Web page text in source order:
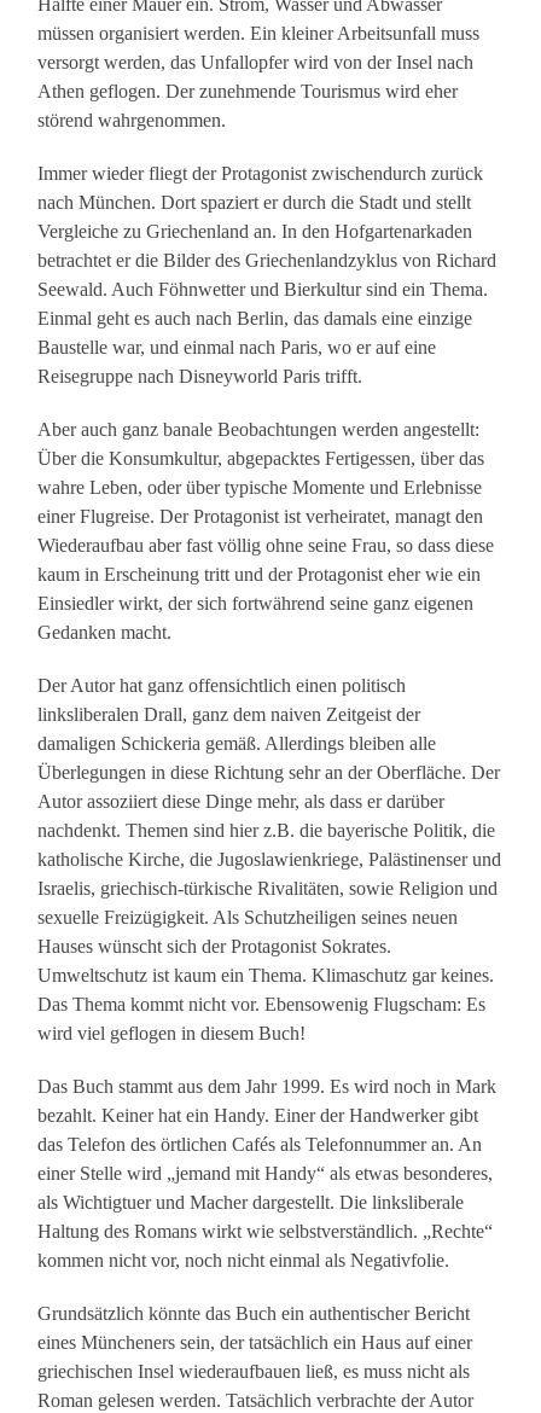
Hälfte einer Mauer ein. Strom, Wasser und Abwasser
müssen organisiert werden. Ein kleiner Arbeitsunfall muss
versorgt werden, das Unfallopfer wird von der Insel nach
Athen geflogen. Der zunehmende Tourismus wird eher
störend wahrgenommen.
Immer wieder fliegt der Protagonist zwischendurch zurück
nach München. Dort spaziert er durch die Stadt und stellt
Vergleiche zu Griechenland an. In den Hofgartenarkaden
betrachtet er die Bilder des Griechenlandzyklus von Richard
Seewald. Auch Föhnwetter und Bierkultur sind ein Thema.
Einmal geht es auch nach Berlin, das damals eine einzige
Baustelle war, und einmal nach Paris, wo er auf eine
Reisegruppe nach Disneyworld Paris trifft.
Aber auch ganz banale Beobachtungen werden angestellt:
Über die Konsumkultur, abgepacktes Fertigessen, über das
wahre Leben, oder über typische Momente und Erlebnisse
einer Flugreise. Der Protagonist ist verheiratet, managt den
Wiederaufbau aber fast völlig ohne seine Frau, so dass diese
kaum in Erscheinung tritt und der Protagonist eher wie ein
Einsiedler wirkt, der sich fortwährend seine ganz eigenen
Gedanken macht.
Der Autor hat ganz offensichtlich einen politisch
linksliberalen Drall, ganz dem naiven Zeitgeist der
damaligen Schickeria gemäß. Allerdings bleiben alle
Überlegungen in diese Richtung sehr an der Oberfläche. Der
Autor assoziiert diese Dinge mehr, als dass er darüber
nachdenkt. Themen sind hier z.B. die bayerische Politik, die
katholische Kirche, die Jugoslawienkriege, Palästinenser und
Israelis, griechisch-türkische Rivalitäten, sowie Religion und
sexuelle Freizügigkeit. Als Schutzheiligen seines neuen
Hauses wünscht sich der Protagonist Sokrates.
Umweltschutz ist kaum ein Thema. Klimaschutz gar keines.
Das Thema kommt nicht vor. Ebensowenig Flugscham: Es
wird viel geflogen in diesem Buch!
Das Buch stammt aus dem Jahr 1999. Es wird noch in Mark
bezahlt. Keiner hat ein Handy. Einer der Handwerker gibt
das Telefon des örtlichen Cafés als Telefonnummer an. An
einer Stelle wird „jemand mit Handy“ als etwas besonderes,
als Wichtigtuer und Macher dargestellt. Die linksliberale
Haltung des Romans wirkt wie selbstverständlich. „Rechte“
kommen nicht vor, noch nicht einmal als Negativfolie.
Grundsätzlich könnte das Buch ein authentischer Bericht
eines Müncheners sein, der tatsächlich ein Haus auf einer
griechischen Insel wiederaufbauen ließ, es muss nicht als
Roman gelesen werden. Tatsächlich verbrachte der Autor